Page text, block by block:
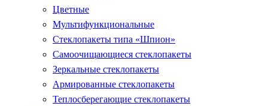
Цветные
Мультифункциональные
Стеклопакеты типа «Шпион»
Самоочищающиеся стеклопакеты
Зеркальные стеклопакеты
Армированные стеклопакеты
Теплосберегающие стеклопакеты